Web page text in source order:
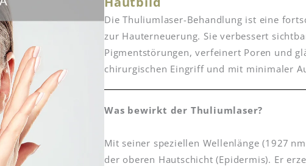
Die Thuliumlaser-Behandlung ist eine
zur Hauterneuerung. Sie verbessert
Pigmentstörungen, verfeinert Poren und
chirurgischen Eingriff und mit minimaler
Was bewirkt der Thuliumlaser?
Mit seiner speziellen Wellenlänge (1927
der oberen Hautschicht (Epidermis). Er